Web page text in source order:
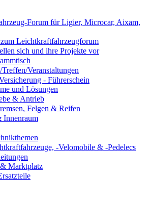
Forum für Ligier, Microcar, Aixam,
Leichtkraftfahrzeugforum
sich und ihre Projekte vor
Veranstaltungen
- Führerschein
und Lösungen
& Antrieb
Felgen & Reifen
-Velomobile & -Pedelecs
Marktplatz